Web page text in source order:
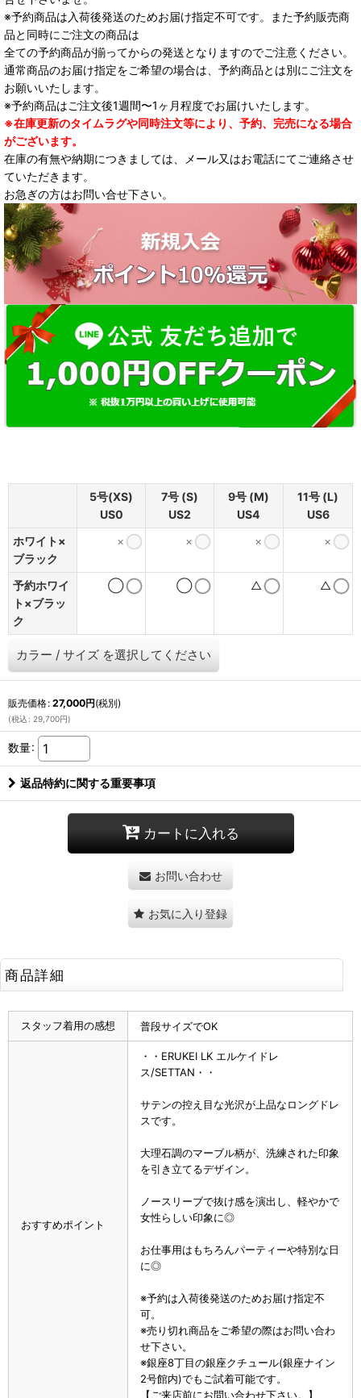
※予約商品は入荷後発送のためお届け指定不可です。また予約販売商
品と同時にご注文の商品は
全ての予約商品が揃ってからの発送となりますのでご注意ください。
通常商品のお届け指定をご希望の場合は、予約商品とは別にご注文を
お願いいたします。
※予約商品はご注文後1週間〜1ヶ月程度でお届けいたします。
※在庫更新のタイムラグや同時注文等により、予約、完売になる場合
がございます。
在庫の有無や納期につきましては、メール又はお電話にてご連絡させ
ていただきます。
お急ぎの方はお問い合せ下さい。
5号(XS)
US0
7号 (S)
US2
9号 (M)
US4
11号 (L)
US6
ホワイト×
ブラック
× × × ×
予約ホワイ
ト×ブラッ
ク
◯ ◯ △ △
カラー / サイズ を選択してください
販売価格: 27,000円(税別)
(税込 : 29,700円)
数量:
返品特約に関する重要事項
カートに入れる
お問い合わせ
お気に入り登録
商品詳細
スタッフ着用の感想 普段サイズでOK
おすすめポイント
・・ERUKEI LK エルケイドレ
ス/SETTAN・・
サテンの控え目な光沢が上品なロングドレ
スです。
大理石調のマーブル柄が、洗練された印象
を引き立てるデザイン。
ノースリーブで抜け感を演出し、軽やかで
女性らしい印象に◎
お仕事用はもちろんパーティーや特別な日
に◎
※予約は入荷後発送のためお届け指定不
可。
※売り切れ商品をご希望の際はお問い合わ
せ下さい。
※銀座8丁目の銀座クチュール(銀座ナイン
2号館内)でもご試着可能です。
【ご来店前にお問い合わせ下さい。】